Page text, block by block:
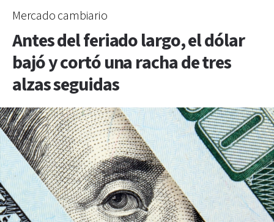
Mercado cambiario
Antes del feriado largo, el dólar
bajó y cortó una racha de tres
alzas seguidas